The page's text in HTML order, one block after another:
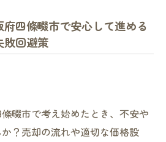
四條畷市で安心して進める
敗回避策
畷市で考え始めたとき、不安や
？売却の流れや適切な価格設